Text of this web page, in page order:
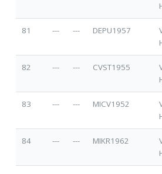
81 --- --- DEPU1957
82 --- --- CVST1955
83 --- --- MICV1952
84 --- --- MIKR1962